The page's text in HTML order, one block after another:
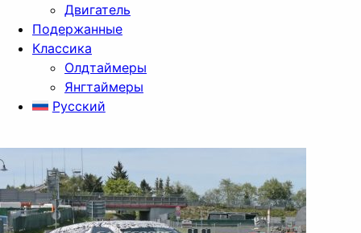
Двигатель
Подержанные
Классика
Олдтаймеры
Янгтаймеры
Русский